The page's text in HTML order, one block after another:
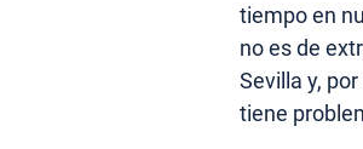
tiempo en
no es de
Sevilla y,
tiene